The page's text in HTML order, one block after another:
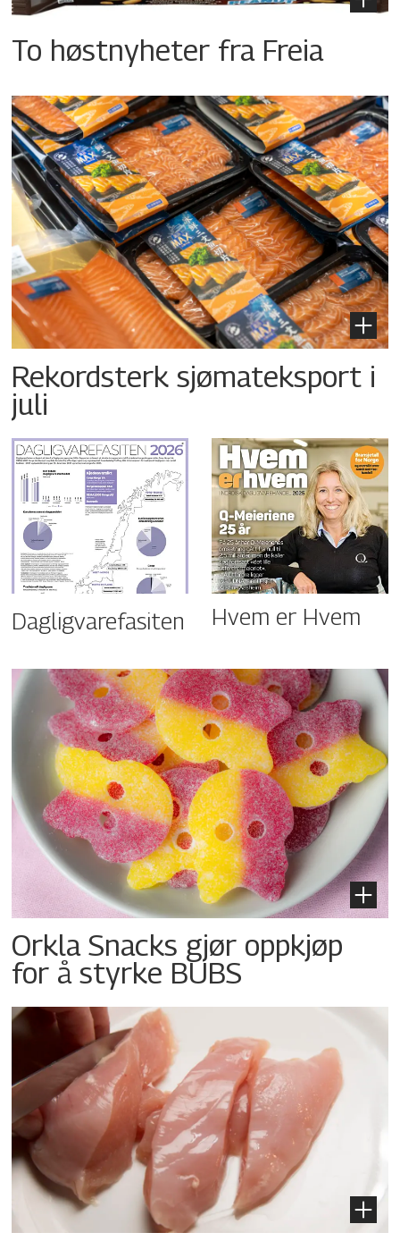
To høstnyheter fra Freia
Rekordsterk sjømateksport i
juli
Dagligvarefasiten Hvem er Hvem
Orkla Snacks gjør oppkjøp
for å styrke BUBS